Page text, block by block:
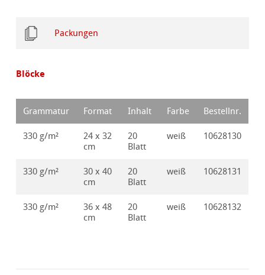
Packungen
Blöcke
Grammatur Format Inhalt Farbe Bestellnr.
330 g/m²
24 x 32
cm
20
Blatt
weiß 10628130
330 g/m²
30 x 40
cm
20
Blatt
weiß 10628131
330 g/m²
36 x 48
cm
20
Blatt
weiß 10628132